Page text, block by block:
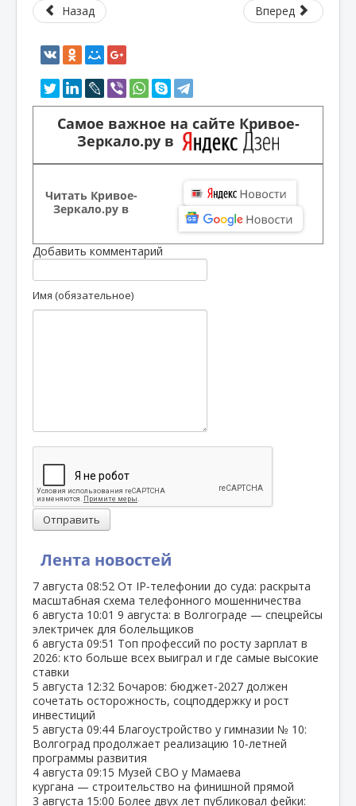
Лента новостей
7 августа 08:52 От IP‑телефонии до суда: раскрыта
масштабная схема телефонного мошенничества
6 августа 10:01 9 августа: в Волгограде — спецрейсы
электричек для болельщиков
6 августа 09:51 Топ профессий по росту зарплат в
2026: кто больше всех выиграл и где самые высокие
ставки
5 августа 12:32 Бочаров: бюджет‑2027 должен
сочетать осторожность, соцподдержку и рост
инвестиций
5 августа 09:44 Благоустройство у гимназии № 10:
Волгоград продолжает реализацию 10‑летней
программы развития
4 августа 09:15 Музей СВО у Мамаева
кургана — строительство на финишной прямой
3 августа 15:00 Более двух лет публиковал фейки:
Назад Вперед
Самое важное на сайте Кривое-
Зеркало.ру в
Читать Кривое-
Зеркало.ру в
Добавить комментарий
Имя (обязательное)
Отправить